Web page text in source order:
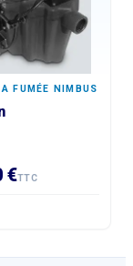
FUMÉE NIMBUS
€TTC